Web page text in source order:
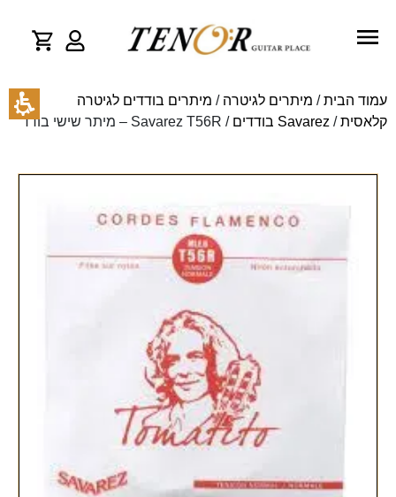
עמוד הבית/ מיתרים לגיטרה / מיתרים בודדים לגיטרה
קלאסית/ Savarez בודדים / Savarez T56R – מיתר שישי בודד